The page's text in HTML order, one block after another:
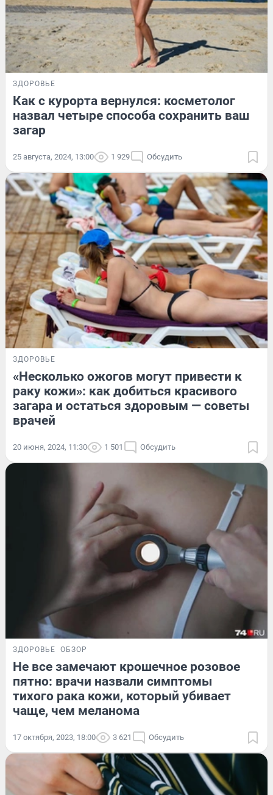
ЗДОРОВЬЕ
Как с курорта вернулся: косметолог
назвал четыре способа сохранить ваш
загар
25 августа, 2024, 13:00 1 929 Обсудить
ЗДОРОВЬЕ
«Несколько ожогов могут привести к
раку кожи»: как добиться красивого
загара и остаться здоровым — советы
врачей
20 июня, 2024, 11:30 1 501 Обсудить
ЗДОРОВЬЕ ОБЗОР
Не все замечают крошечное розовое
пятно: врачи назвали симптомы
тихого рака кожи, который убивает
чаще, чем меланома
17 октября, 2023, 18:00 3 621 Обсудить